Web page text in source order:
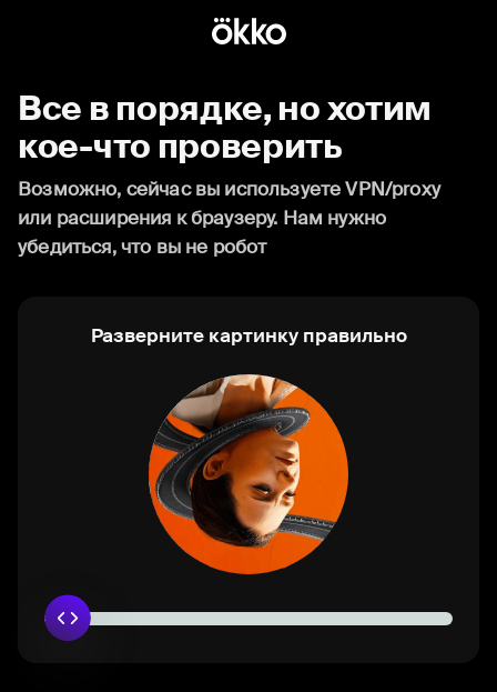
Все в порядке, но хотим
кое-что проверить
Возможно, сейчас вы используете VPN/proxy
или расширения к браузеру. Нам нужно
убедиться, что вы не робот
Разверните картинку правильно